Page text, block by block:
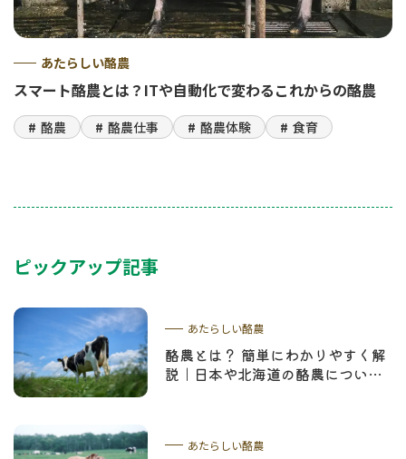
あたらしい酪農
スマート酪農とは？ITや自動化で変わるこれからの酪農
酪農 酪農仕事 酪農体験 食育
ピックアップ記事
あたらしい酪農
酪農とは？ 簡単にわかりやすく解
説｜日本や北海道の酪農について
あたらしい酪農